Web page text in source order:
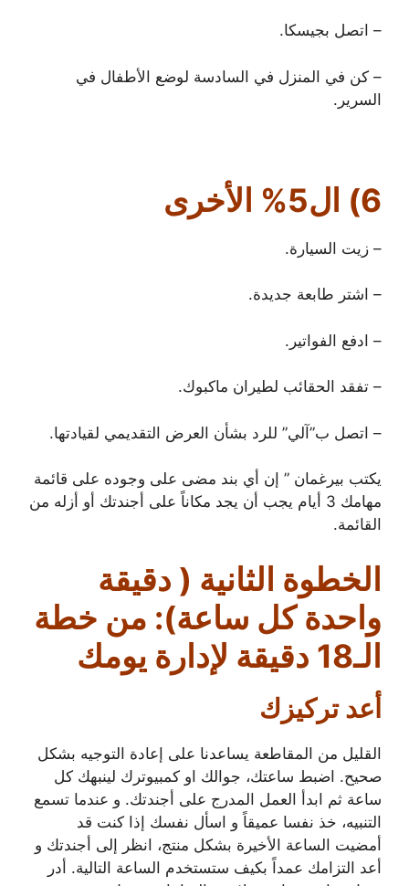
– اتصل بجيسكا.
– كن في المنزل في السادسة لوضع الأطفال في
السرير.
6) ال5% الأخرى
– زيت السيارة.
– اشتر طابعة جديدة.
– ادفع الفواتير.
– تفقد الحقائب لطيران ماكبوك.
– اتصل ب”آلي” للرد بشأن العرض التقديمي لقيادتها.
يكتب بيرغمان ” إن أي بند مضى على وجوده على قائمة
مهامك 3 أيام يجب أن يجد مكاناً على أجندتك أو أزله من
القائمة.
الخطوة الثانية ( دقيقة
واحدة كل ساعة): من خطة
الـ18 دقيقة لإدارة يومك
أعد تركيزك
القليل من المقاطعة يساعدنا على إعادة التوجيه بشكل
صحيح. اضبط ساعتك، جوالك او كمبيوترك لينبهك كل
ساعة ثم ابدأ العمل المدرج على أجندتك. و عندما تسمع
التنبيه، خذ نفسا عميقاً و اسأل نفسك إذا كنت قد
أمضيت الساعة الأخيرة بشكل منتج، انظر إلى أجندتك و
أعد التزامك عمداً بكيف ستستخدم الساعة التالية. أدر